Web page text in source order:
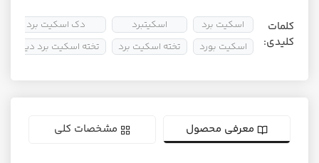
کلمات
کلیدی:
اسکیت برد
اسکیت بورد
اسکیتبرد
تخته اسکیت برد
دک اسکیت برد
تخته اسکیت برد دیزایر
معرفی محصول مشخصات کلی